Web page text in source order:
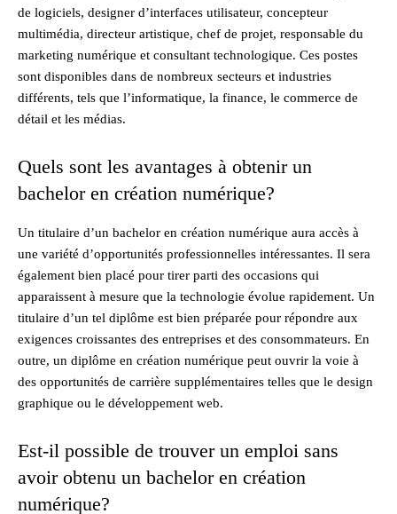
de logiciels, designer d’interfaces utilisateur, concepteur
multimédia, directeur artistique, chef de projet, responsable du
marketing numérique et consultant technologique. Ces postes
sont disponibles dans de nombreux secteurs et industries
différents, tels que l’informatique, la finance, le commerce de
détail et les médias.
Quels sont les avantages à obtenir un
bachelor en création numérique?
Un titulaire d’un bachelor en création numérique aura accès à
une variété d’opportunités professionnelles intéressantes. Il sera
également bien placé pour tirer parti des occasions qui
apparaissent à mesure que la technologie évolue rapidement. Un
titulaire d’un tel diplôme est bien préparée pour répondre aux
exigences croissantes des entreprises et des consommateurs. En
outre, un diplôme en création numérique peut ouvrir la voie à
des opportunités de carrière supplémentaires telles que le design
graphique ou le développement web.
Est-il possible de trouver un emploi sans
avoir obtenu un bachelor en création
numérique?